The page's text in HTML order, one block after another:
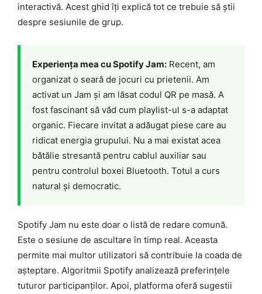
interactivă. Acest ghid îți explică tot ce trebuie să știi
despre sesiunile de grup.
Experiența mea cu Spotify Jam: Recent, am
organizat o seară de jocuri cu prietenii. Am
activat un Jam și am lăsat codul QR pe masă. A
fost fascinant să văd cum playlist-ul s-a adaptat
organic. Fiecare invitat a adăugat piese care au
ridicat energia grupului. Nu a mai existat acea
bătălie stresantă pentru cablul auxiliar sau
pentru controlul boxei Bluetooth. Totul a curs
natural și democratic.
Spotify Jam nu este doar o listă de redare comună.
Este o sesiune de ascultare în timp real. Aceasta
permite mai multor utilizatori să contribuie la coada de
așteptare. Algoritmii Spotify analizează preferințele
tuturor participanților. Apoi, platforma oferă sugestii